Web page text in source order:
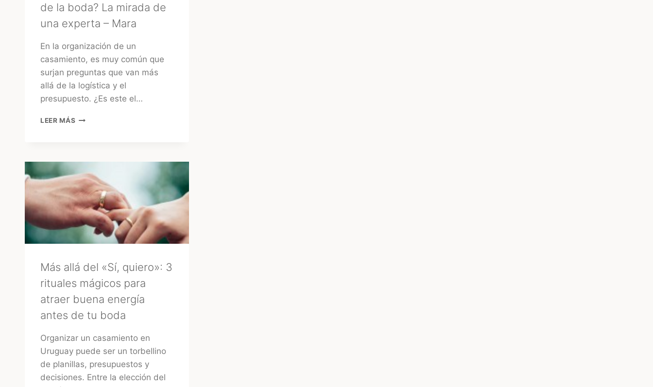
de la boda? La mirada de
una experta – Mara
En la organización de un
casamiento, es muy común que
surjan preguntas que van más
allá de la logística y el
presupuesto. ¿Es este el…
LEER MÁS ¿CONSULTAR
BODA?
LA
MIRADA
DE
UNA
EXPERTA
Más allá del «Sí, quiero»: 3
rituales mágicos para
atraer buena energía
antes de tu boda
Organizar un casamiento en
Uruguay puede ser un torbellino
de planillas, presupuestos y
decisiones. Entre la elección del